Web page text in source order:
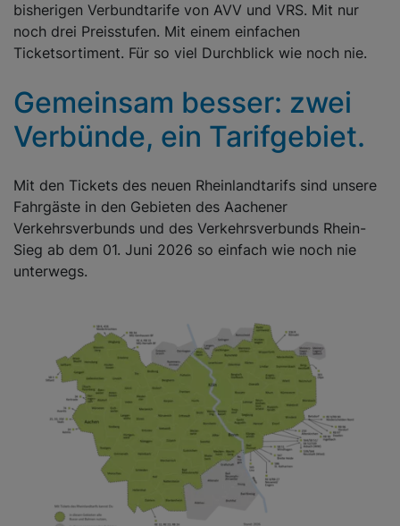
bisherigen Verbundtarife von AVV und VRS. Mit nur
noch drei Preisstufen. Mit einem einfachen
Ticketsortiment. Für so viel Durchblick wie noch nie.
Gemeinsam besser: zwei
Verbünde, ein Tarifgebiet.
Mit den Tickets des neuen Rheinlandtarifs sind unsere
Fahrgäste in den Gebieten des Aachener
Verkehrsverbunds und des Verkehrsverbunds Rhein-
Sieg ab dem 01. Juni 2026 so einfach wie noch nie
unterwegs.